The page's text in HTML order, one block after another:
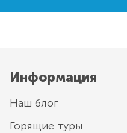
Информация
Наш блог
Горящие туры